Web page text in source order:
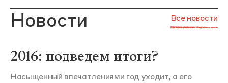
Новости Все новости
2016: подведем итоги?
Насыщенный впечатлениями год уходит, а его